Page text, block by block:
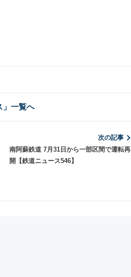
」一覧へ
次の記事
南阿蘇鉄道 7月31日から一部区間で運転再
開【鉄道ニュース546】